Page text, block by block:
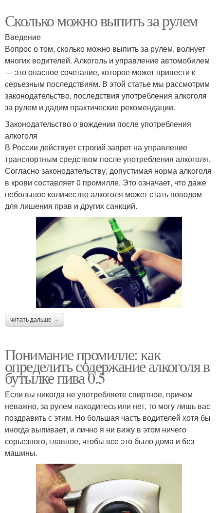
Сколько можно выпить за рулем
Введение
Вопрос о том, сколько можно выпить за рулем, волнует
многих водителей. Алкоголь и управление автомобилем
— это опасное сочетание, которое может привести к
серьезным последствиям. В этой статье мы рассмотрим
законодательство, последствия употребления алкоголя
за рулем и дадим практические рекомендации.
Законодательство о вождении после употребления
алкоголя
В России действует строгий запрет на управление
транспортным средством после употребления алкоголя.
Согласно законодательству, допустимая норма алкоголя
в крови составляет 0 промилле. Это означает, что даже
небольшое количество алкоголя может стать поводом
для лишения прав и других санкций.
читать дальше →
Понимание промилле: как
определить содержание алкоголя в
бутылке пива 0.5
Если вы никогда не употребляете спиртное, причем
неважно, за рулем находитесь или нет, то могу лишь вас
поздравить с этим. Но большая часть водителей хотя бы
иногда выпивает, и лично я ни вижу в этом ничего
серьезного, главное, чтобы все это было дома и без
машины.